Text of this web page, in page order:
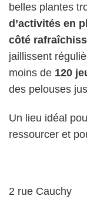
belles plantes
d’activités en
côté
jaillissent
moins de 120
des pelouses
Un lieu idéal
ressourcer et
2 rue Cauchy